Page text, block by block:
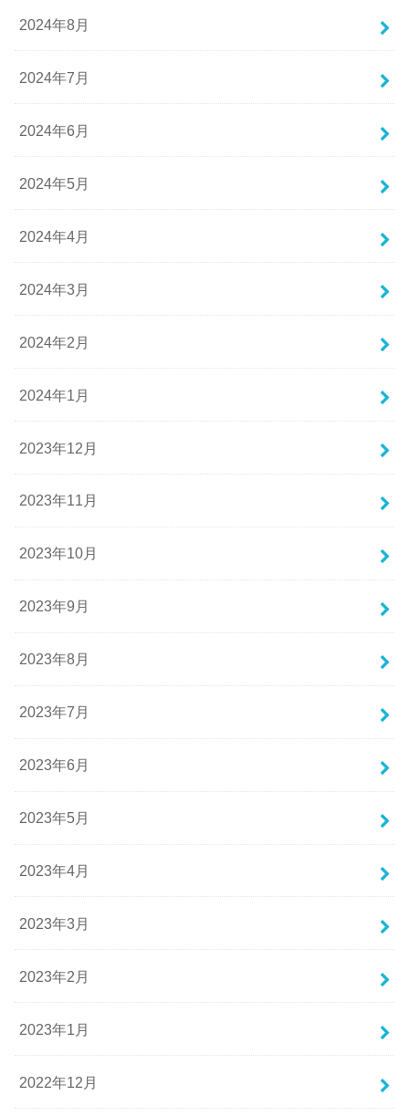
2024年8月
2024年7月
2024年6月
2024年5月
2024年4月
2024年3月
2024年2月
2024年1月
2023年12月
2023年11月
2023年10月
2023年9月
2023年8月
2023年7月
2023年6月
2023年5月
2023年4月
2023年3月
2023年2月
2023年1月
2022年12月